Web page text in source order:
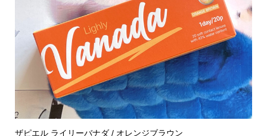
ザピエル ライリーバナダ / オレンジブラウン